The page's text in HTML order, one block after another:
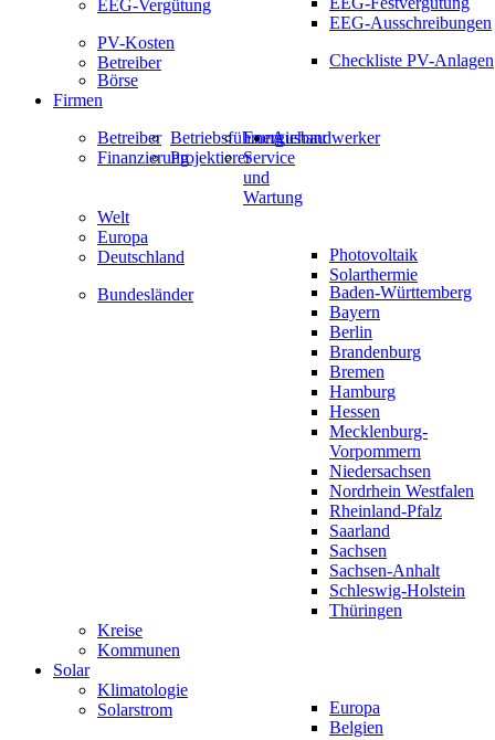
EEG-Vergütung
EEG-Ausschreibungen
PV-Kosten
Betreiber
Checkliste PV-Anlagen
Börse
Firmen
Betreiber BetriebsführungEnergiehandwerker
FinanzierungProjektiererService
und
Wartung
Ausbau
Welt
Europa
Deutschland
Photovoltaik
Solarthermie
Bundesländer
Baden-Württemberg
Bayern
Berlin
Brandenburg
Bremen
Hamburg
Hessen
Mecklenburg-
Vorpommern
Niedersachsen
Nordrhein Westfalen
Rheinland-Pfalz
Saarland
Sachsen
Sachsen-Anhalt
Schleswig-Holstein
Thüringen
Kreise
Kommunen
Solar
Klimatologie
Solarstrom
Europa
Belgien